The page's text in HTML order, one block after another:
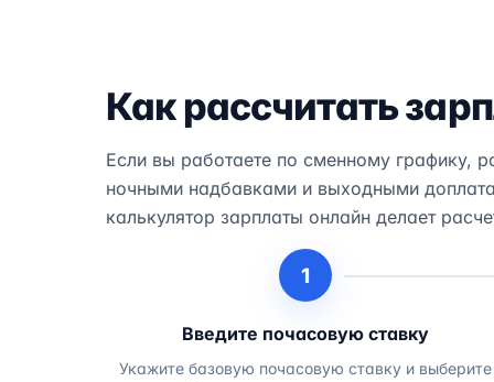
Как рассчитать
Если вы работаете по сменному графику,
ночными надбавками и выходными
калькулятор зарплаты онлайн делает
1
Введите почасовую ставку
Укажите базовую почасовую ставку и выберите